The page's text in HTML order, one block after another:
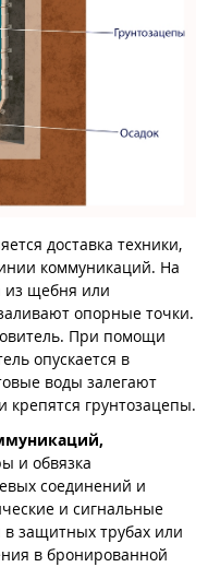
доставка техники,
коммуникаций. На
из щебня или
опорные точки.
При помощи
опускается в
воды залегают
крепятся грунтозацепы.
и обвязка
соединений и
и сигнальные
защитных трубах или
в бронированной